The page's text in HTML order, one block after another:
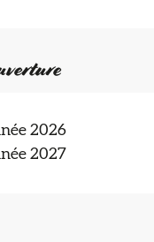
2026
2027